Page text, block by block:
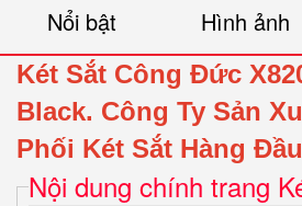
Nổi bật Hình ảnh
Két Sắt Công Đức
Black. Công Ty Sản
Phối Két Sắt Hàng
Nội dung chính trang